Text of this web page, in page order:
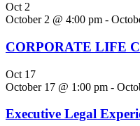
Oct 2
October 2 @ 4:00 pm -
CORPORATE LIFE
Oct 17
October 17 @ 1:00 pm -
Executive Legal